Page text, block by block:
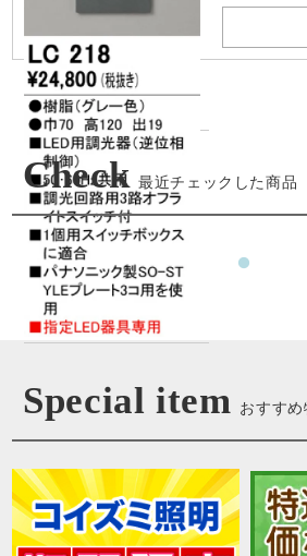
Check 最近チェックした商品
Special item おすすめ